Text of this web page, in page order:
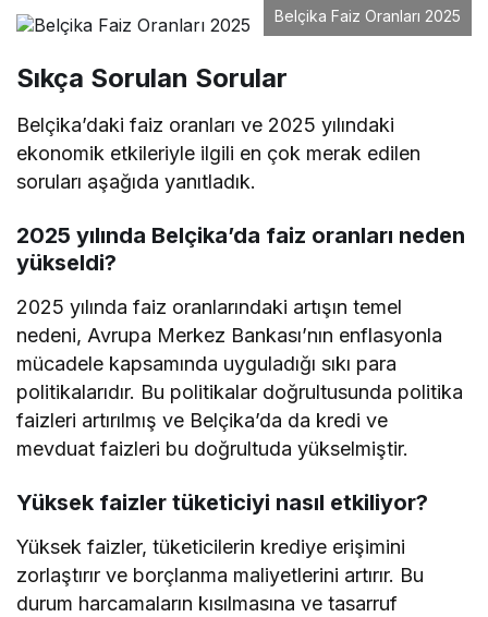
Belçika Faiz Oranları 2025
Sıkça Sorulan Sorular
Belçika’daki faiz oranları ve 2025 yılındaki
ekonomik etkileriyle ilgili en çok merak edilen
soruları aşağıda yanıtladık.
2025 yılında Belçika’da faiz oranları neden
yükseldi?
2025 yılında faiz oranlarındaki artışın temel
nedeni, Avrupa Merkez Bankası’nın enflasyonla
mücadele kapsamında uyguladığı sıkı para
politikalarıdır. Bu politikalar doğrultusunda politika
faizleri artırılmış ve Belçika’da da kredi ve
mevduat faizleri bu doğrultuda yükselmiştir.
Yüksek faizler tüketiciyi nasıl etkiliyor?
Yüksek faizler, tüketicilerin krediye erişimini
zorlaştırır ve borçlanma maliyetlerini artırır. Bu
durum harcamaların kısılmasına ve tasarruf